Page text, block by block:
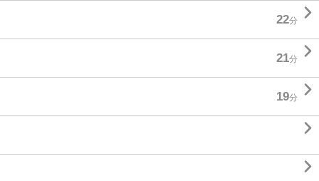
22分 
21分 
19分 

